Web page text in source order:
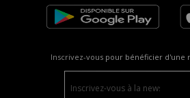
Inscrivez-vous pour bénéficier d'une